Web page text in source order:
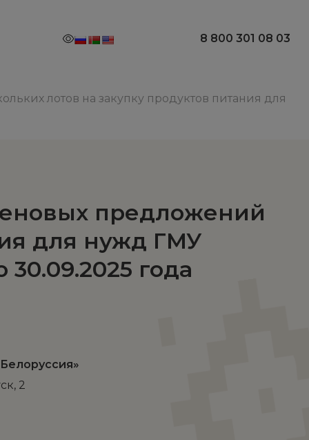
8 800 301 08 03
лотов на закупку продуктов питания для
предложений
для нужд ГМУ
года
2